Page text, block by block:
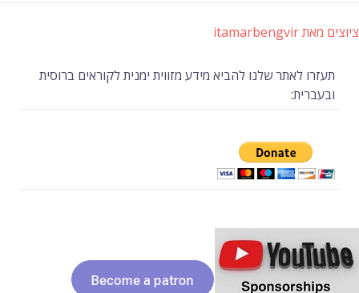
ציוצים מאת itamarbengvir
תעזרו לאתר שלנו להביא מידע מזווית ימנית לקוראים ברוסית
ובעברית: